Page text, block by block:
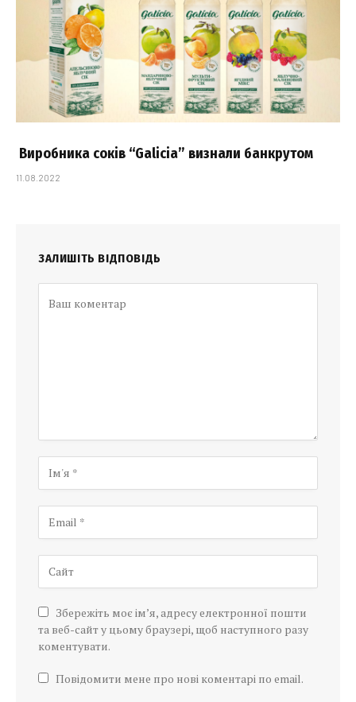
Виробника соків “Galicia” визнали банкрутом
11.08.2022
ЗАЛИШІТЬ ВІДПОВІДЬ
Збережіть моє ім’я, адресу електронної пошти
та веб-сайт у цьому браузері, щоб наступного разу
коментувати.
Повідомити мене про нові коментарі по email.